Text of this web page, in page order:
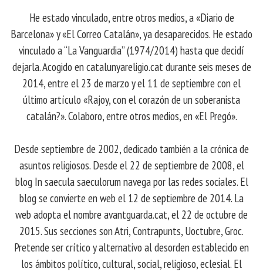
He estado vinculado, entre otros medios, a «Diario de
Barcelona» y «El Correo Catalán», ya desaparecidos. He estado
vinculado a “La Vanguardia” (1974/2014) hasta que decidí
dejarla. Acogido en catalunyareligio.cat durante seis meses de
2014, entre el 23 de marzo y el 11 de septiembre con el
último artículo «Rajoy, con el corazón de un soberanista
catalán?». Colaboro, entre otros medios, en «El Pregó».
Desde septiembre de 2002, dedicado también a la crónica de
asuntos religiosos. Desde el 22 de septiembre de 2008, el
blog In saecula saeculorum navega por las redes sociales. El
blog se convierte en web el 12 de septiembre de 2014. La
web adopta el nombre avantguarda.cat, el 22 de octubre de
2015. Sus secciones son Atri, Contrapunts, Uoctubre, Groc.
Pretende ser crítico y alternativo al desorden establecido en
los ámbitos político, cultural, social, religioso, eclesial. El